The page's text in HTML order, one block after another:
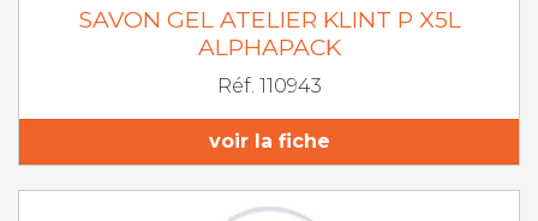
SAVON GEL ATELIER KLINT P X5L
ALPHAPACK
Réf. 110943
voir la fiche